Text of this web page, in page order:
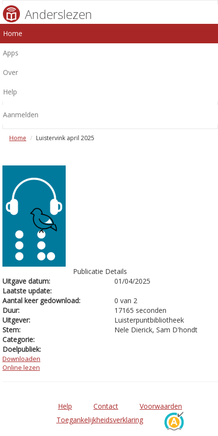
Anderslezen
Home
Apps
Over
Help
Aanmelden
Home Luistervink april 2025
Publicatie Details
Uitgave datum:
01/04/2025
Laatste update:
Aantal keer gedownload:
0 van 2
Duur:
17165 seconden
Uitgever:
Luisterpuntbibliotheek
Stem:
Nele Dierick, Sam D'hondt
Categorie:
Doelpubliek:
Downloaden
Online lezen
Help Contact
Voorwaarden
Toegankelijkheidsverklaring